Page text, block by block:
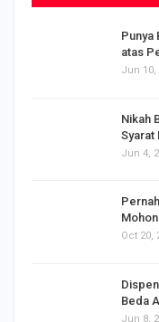
Punya
atas
Jun 10,
Nikah
Syarat
Jun 4,
Oct 20,
Beda
Jun 8,